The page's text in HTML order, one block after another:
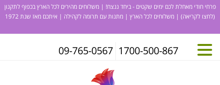
פרחי חודי מאחלת לכם ימים שקטים - ביחד ננצח! | משלוחים מהירים לכל הארץ בכפוף לתקנון
(לחצו לקריאה) | משלוחים לכל הארץ | מתנות עם תרומה לקהילה | איתכם מאז שנת 1972
1700-500-867
09-765-0567